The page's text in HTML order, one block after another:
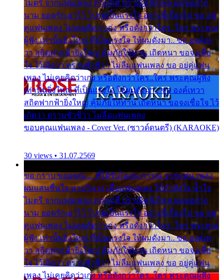
ไมตรี จากแฟนเพลง ทุกทุกที่ ปราณีหลั่งไหล ผมขอฝาก
นาม ยอดรักเอาไว้ โปรดเป็นแรงใจ อย่างนี้เรื่อยไป ขอ อยู่
คู่แฟนเพลง ไม่เคยคิดว่าเก่ง หรือดังกว่าใคร..ใคร พระคุณ
ผู้ฟัง เท่านั้นยิ่งใหญ่ ที่เป็นแรงใจ ให้ผมดังมา.. ขอ องค์เท
วา สถิตฟากฟ้ายิ่งใหญ่ คุ้มภัยให้ท่าน เถิดหนา ขอจงเชื่อ
ใจ ไว้เถิดว่า ตราบชั่วชีวา ไม่ลืมแฟนเพลง ขอ อยู่คู่แฟน
เพลง ไม่เคยคิดว่าเก่ง หรือดังกว่าใคร..ใคร พระคุณผู้ฟัง
เท่านั้นยิ่งใหญ่ ที่เป็นแรงใจ ให้ผมดังมา.. ขอ องค์เทวา
สถิตฟากฟ้ายิ่งใหญ่ คุ้มภัยให้ท่าน เถิดหนา ขอจงเชื่อใจ ไว้
เถิดว่า ตราบชั่วชีวา ไม่ลืมแฟนเพลง
ขอบคุณแฟนเพลง - Cover Ver. (ซาวด์ดนตรี) (KARAOKE)
30 views • 31.07.2569
ขอ กราบ ขอบคุณ.... ที่ได้รับไออุ่น การุณ จากแฟน เพลง
ผมแสนชื่นใจ หายวังเวง เมื่อแฟนเพลง ให้กำลังใจ น้ำใจ
ไมตรี จากแฟนเพลง ทุกทุกที่ ปราณีหลั่งไหล ผมขอฝาก
นาม ยอดรักเอาไว้ โปรดเป็นแรงใจ อย่างนี้เรื่อยไป ขอ อยู่
คู่แฟนเพลง ไม่เคยคิดว่าเก่ง หรือดังกว่าใคร..ใคร พระคุณ
ผู้ฟัง เท่านั้นยิ่งใหญ่ ที่เป็นแรงใจ ให้ผมดังมา.. ขอ องค์เท
วา สถิตฟากฟ้ายิ่งใหญ่ คุ้มภัยให้ท่าน เถิดหนา ขอจงเชื่อ
ใจ ไว้เถิดว่า ตราบชั่วชีวา ไม่ลืมแฟนเพลง ขอ อยู่คู่แฟน
เพลง ไม่เคยคิดว่าเก่ง หรือดังกว่าใคร..ใคร พระคุณผู้ฟัง